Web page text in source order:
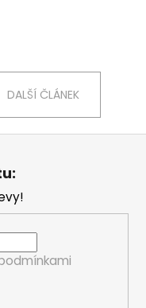
DALŠÍ ČLÁNEK